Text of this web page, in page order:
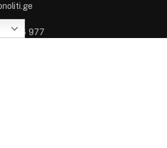
576 977